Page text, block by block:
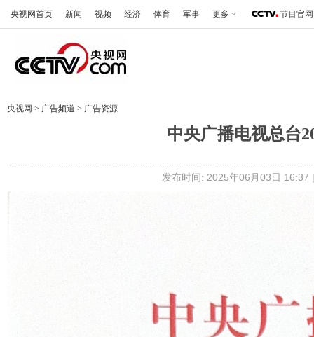
央视网首页 新闻 视频 经济 体育 军事 更多 节目官网
央视网 > 广告频道 > 广告资源
中央广播电视总台
发布时间: 2025年06月03日